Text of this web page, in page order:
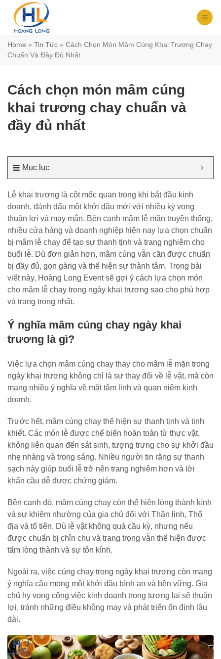
Chuyển
dungHome » Tin Tức » Cách Chọn Món Mâm Cúng Khai Trương Chay
Chuẩn Và Đầy Đủ Nhất
Cách chọn món mâm cúng
khai trương chay chuẩn và
đầy đủ nhất
Mục lục
Lễ khai trương là cột mốc quan trọng khi bắt đầu kinh
doanh, đánh dấu một khởi đầu mới với nhiều kỳ vọng
thuận lợi và may mắn. Bên cạnh mâm lễ mặn truyền thống,
nhiều cửa hàng và doanh nghiệp hiện nay lựa chọn chuẩn
bị mâm lễ chay để tạo sự thanh tịnh và trang nghiêm cho
buổi lễ. Dù đơn giản hơn, mâm cúng vẫn cần được chuẩn
bị đầy đủ, gọn gàng và thể hiện sự thành tâm. Trong bài
viết này, Hoàng Long Event sẽ gợi ý cách lựa chọn món
cho mâm lễ chay trong ngày khai trương sao cho phù hợp
và trang trọng nhất.
Ý nghĩa mâm cúng chay ngày khai
trương là gì?
Việc lựa chọn mâm cúng chay thay cho mâm lễ mặn trong
ngày khai trương không chỉ là sự thay đổi về lễ vật, mà còn
mang nhiều ý nghĩa về mặt tâm linh và quan niệm kinh
doanh.
Trước hết, mâm cúng chay thể hiện sự thanh tịnh và tinh
khiết. Các món lễ được chế biến hoàn toàn từ thực vật,
không liên quan đến sát sinh, tượng trưng cho sự khởi đầu
nhẹ nhàng và trong sáng. Nhiều người tin rằng sự thanh
sạch này giúp buổi lễ trở nên trang nghiêm hơn và lời
khấn cầu dễ được chứng giám.
Bên cạnh đó, mâm cúng chay còn thể hiện lòng thành kính
và sự khiêm nhường của gia chủ đối với Thần linh, Thổ
địa và tổ tiên. Dù lễ vật không quá cầu kỳ, nhưng nếu
được chuẩn bị chỉn chu và trang trọng vẫn thể hiện được
tấm lòng thành và sự tôn kính.
Ngoài ra, việc cúng chay trong ngày khai trương còn mang
ý nghĩa cầu mong một khởi đầu bình an và bền vững. Gia
chủ hy vọng công việc kinh doanh trong tương lai sẽ thuận
lợi, tránh những điều không may và phát triển ổn định lâu
dài.